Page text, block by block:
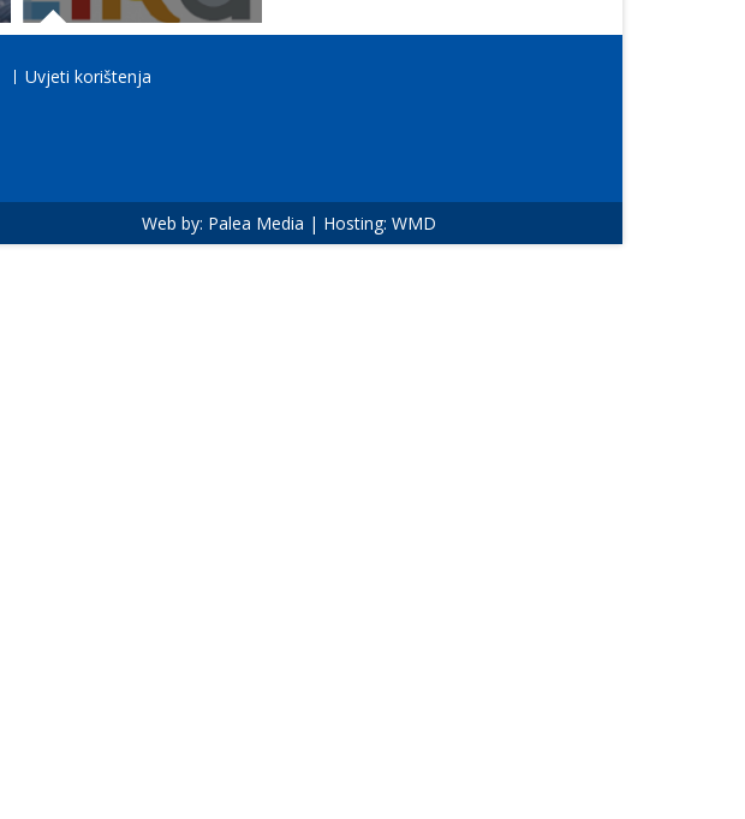
Uvjeti korištenja
Web by: Palea Media | Hosting: WMD